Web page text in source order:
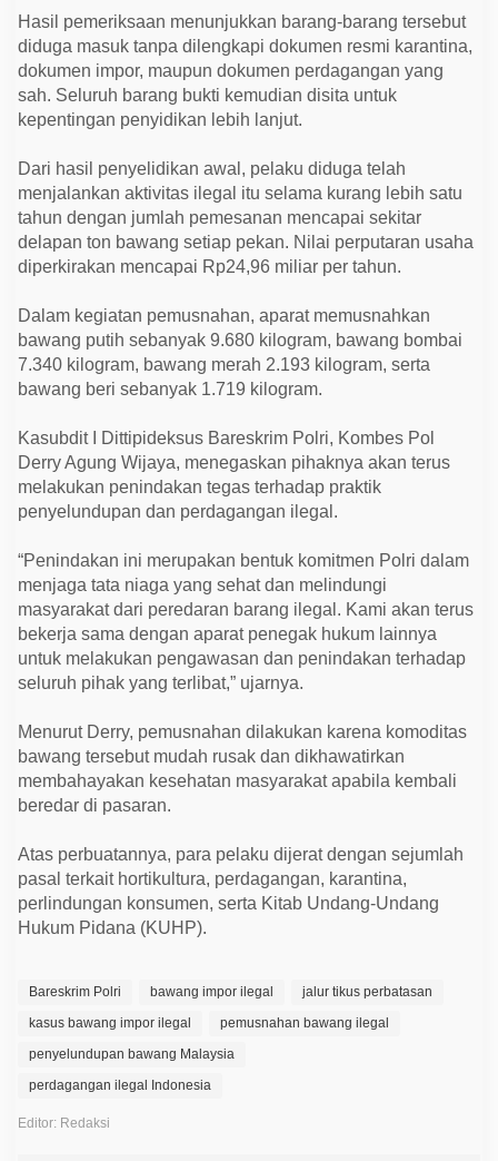
Hasil pemeriksaan menunjukkan barang-barang tersebut
diduga masuk tanpa dilengkapi dokumen resmi karantina,
dokumen impor, maupun dokumen perdagangan yang
sah. Seluruh barang bukti kemudian disita untuk
kepentingan penyidikan lebih lanjut.
Dari hasil penyelidikan awal, pelaku diduga telah
menjalankan aktivitas ilegal itu selama kurang lebih satu
tahun dengan jumlah pemesanan mencapai sekitar
delapan ton bawang setiap pekan. Nilai perputaran usaha
diperkirakan mencapai Rp24,96 miliar per tahun.
Dalam kegiatan pemusnahan, aparat memusnahkan
bawang putih sebanyak 9.680 kilogram, bawang bombai
7.340 kilogram, bawang merah 2.193 kilogram, serta
bawang beri sebanyak 1.719 kilogram.
Kasubdit I Dittipideksus Bareskrim Polri, Kombes Pol
Derry Agung Wijaya, menegaskan pihaknya akan terus
melakukan penindakan tegas terhadap praktik
penyelundupan dan perdagangan ilegal.
“Penindakan ini merupakan bentuk komitmen Polri dalam
menjaga tata niaga yang sehat dan melindungi
masyarakat dari peredaran barang ilegal. Kami akan terus
bekerja sama dengan aparat penegak hukum lainnya
untuk melakukan pengawasan dan penindakan terhadap
seluruh pihak yang terlibat,” ujarnya.
Menurut Derry, pemusnahan dilakukan karena komoditas
bawang tersebut mudah rusak dan dikhawatirkan
membahayakan kesehatan masyarakat apabila kembali
beredar di pasaran.
Atas perbuatannya, para pelaku dijerat dengan sejumlah
pasal terkait hortikultura, perdagangan, karantina,
perlindungan konsumen, serta Kitab Undang-Undang
Hukum Pidana (KUHP).
Bareskrim Polri bawang impor ilegal
jalur tikus perbatasan
kasus bawang impor ilegal
pemusnahan bawang ilegal
penyelundupan bawang Malaysia
perdagangan ilegal Indonesia
Editor: Redaksi